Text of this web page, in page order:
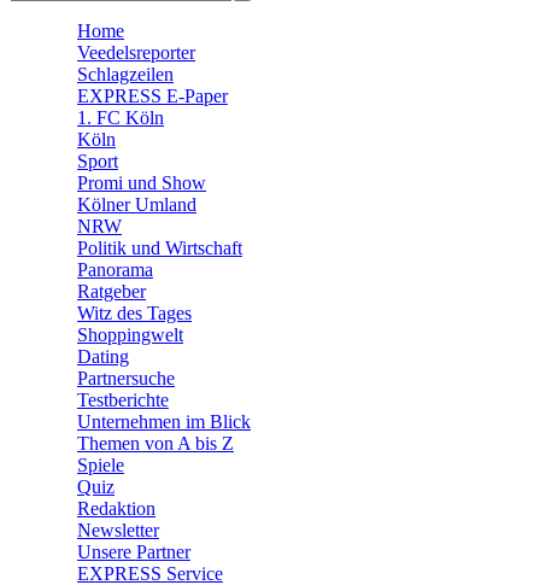
🛒 Shoppingwelt
Home
Veedelsreporter
Schlagzeilen
EXPRESS E-Paper
1. FC Köln
Köln
Sport
Promi und Show
Kölner Umland
NRW
Politik und Wirtschaft
Panorama
Ratgeber
Witz des Tages
Shoppingwelt
Dating
Partnersuche
Testberichte
Unternehmen im Blick
Themen von A bis Z
Spiele
Quiz
Redaktion
Newsletter
Unsere Partner
EXPRESS Service